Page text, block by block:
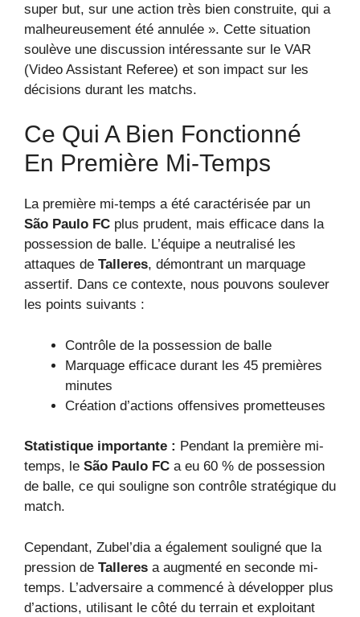
super but, sur une action très bien construite, qui a
malheureusement été annulée ». Cette situation
soulève une discussion intéressante sur le VAR
(Video Assistant Referee) et son impact sur les
décisions durant les matchs.
Ce Qui A Bien Fonctionné
En Première Mi-Temps
La première mi-temps a été caractérisée par un
São Paulo FC plus prudent, mais efficace dans la
possession de balle. L’équipe a neutralisé les
attaques de Talleres, démontrant un marquage
assertif. Dans ce contexte, nous pouvons soulever
les points suivants :
Contrôle de la possession de balle
Marquage efficace durant les 45 premières
minutes
Création d’actions offensives prometteuses
Statistique importante : Pendant la première mi-
temps, le São Paulo FC a eu 60 % de possession
de balle, ce qui souligne son contrôle stratégique du
match.
Cependant, Zubel’dia a également souligné que la
pression de Talleres a augmenté en seconde mi-
temps. L’adversaire a commencé à développer plus
d’actions, utilisant le côté du terrain et exploitant